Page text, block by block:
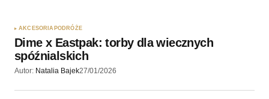
AKCESORIA PODRÓŻE
Dime x Eastpak: torby dla wiecznych
spóźnialskich
Autor: Natalia Bajek27/01/2026